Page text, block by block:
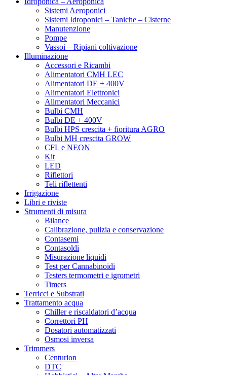
Sistemi Aeroponici
Sistemi Idroponici – Taniche – Cisterne
Manutenzione
Pompe
Vassoi – Ripiani coltivazione
Illuminazione
Accessori e Ricambi
Alimentatori CMH LEC
Alimentatori DE + 400V
Alimentatori Elettronici
Alimentatori Meccanici
Bulbi CMH
Bulbi DE + 400V
Bulbi HPS crescita + fioritura AGRO
Bulbi MH crescita GROW
CFL e NEON
Kit
LED
Riflettori
Teli riflettenti
Irrigazione
Libri e riviste
Strumenti di misura
Bilance
Calibrazione, pulizia e conservazione
Contasemi
Contasoldi
Misurazione liquidi
Test per Cannabinoidi
Testers termometri e igrometri
Timers
Terricci e Substrati
Trattamento acqua
Chiller e riscaldatori d’acqua
Correttori PH
Dosatori automatizzati
Osmosi inversa
Trimmers
Centurion
DTC